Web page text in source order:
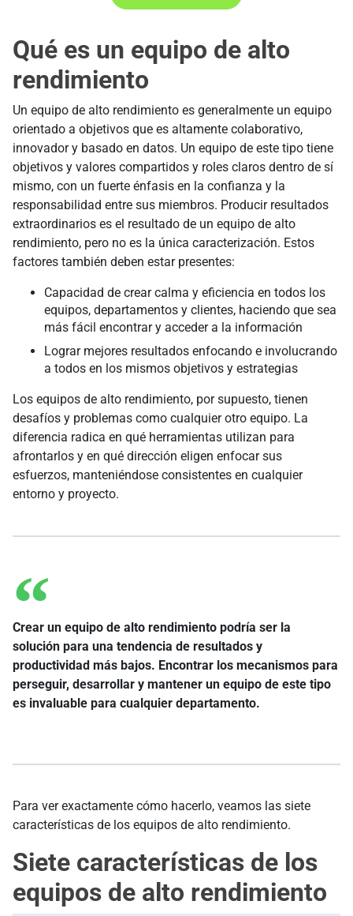
Qué es un equipo de alto
rendimiento
Un equipo de alto rendimiento es generalmente un equipo
orientado a objetivos que es altamente colaborativo,
innovador y basado en datos. Un equipo de este tipo tiene
objetivos y valores compartidos y roles claros dentro de sí
mismo, con un fuerte énfasis en la confianza y la
responsabilidad entre sus miembros. Producir resultados
extraordinarios es el resultado de un equipo de alto
rendimiento, pero no es la única caracterización. Estos
factores también deben estar presentes:
Capacidad de crear calma y eficiencia en todos los
equipos, departamentos y clientes, haciendo que sea
más fácil encontrar y acceder a la información
Lograr mejores resultados enfocando e involucrando
a todos en los mismos objetivos y estrategias
Los equipos de alto rendimiento, por supuesto, tienen
desafíos y problemas como cualquier otro equipo. La
diferencia radica en qué herramientas utilizan para
afrontarlos y en qué dirección eligen enfocar sus
esfuerzos, manteniéndose consistentes en cualquier
entorno y proyecto.
Crear un equipo de alto rendimiento podría ser la
solución para una tendencia de resultados y
productividad más bajos. Encontrar los mecanismos para
perseguir, desarrollar y mantener un equipo de este tipo
es invaluable para cualquier departamento.
Para ver exactamente cómo hacerlo, veamos las siete
características de los equipos de alto rendimiento.
Siete características de los
equipos de alto rendimiento